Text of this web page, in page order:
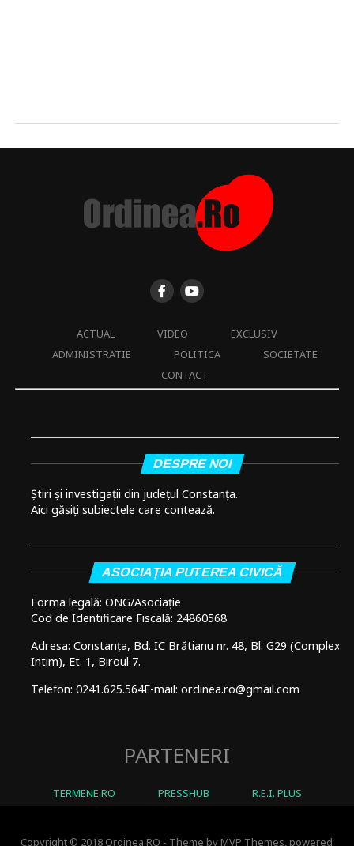
ACTUAL VIDEO
EXCLUSIV
ADMINISTRATIE
POLITICA
SOCIETATE
CONTACT
DESPRE NOI
Știri și investigații din județul Constanța.
Aici găsiți subiectele care contează.
ASOCIAȚIA PUTEREA CIVICĂ
Forma legală: ONG/Asociație
Cod de Identificare Fiscală: 24860568
Adresa: Constanța, Bd. IC Brătianu nr. 48, Bl. G29 (Complex
Intim), Et. 1, Biroul 7.
Telefon: 0241.625.564E-mail: ordinea.ro@gmail.com
PARTENERI
TERMENE.RO PRESSHUB R.E.I. PLUS
Copyright © 2018 Ordinea.RO - Theme by MVP Themes, powered